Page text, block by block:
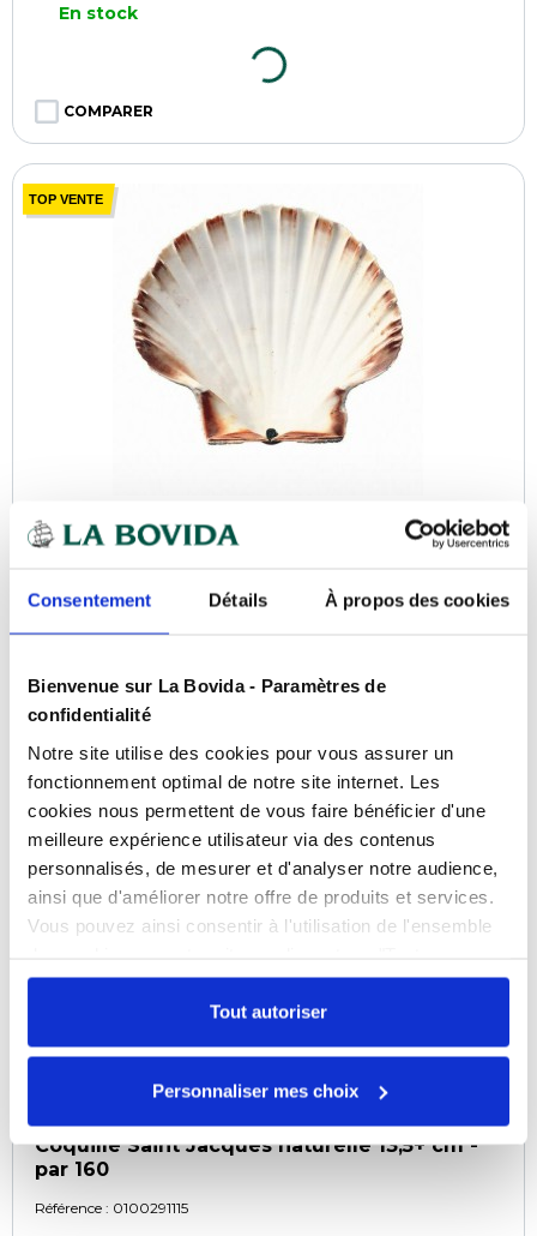
Consentement Détails À propos des cookies
Bienvenue sur La Bovida - Paramètres de
confidentialité
Notre site utilise des cookies pour vous assurer un
fonctionnement optimal de notre site internet. Les
cookies nous permettent de vous faire bénéficier d'une
meilleure expérience utilisateur via des contenus
personnalisés, de mesurer et d'analyser notre audience,
ainsi que d'améliorer notre offre de produits et services.
Vous pouvez ainsi consentir à l'utilisation de l'ensemble
autoriser". Cependant, si vous ne souhaitez autoriser que
certains types de cookies, veuillez cliquer sur
"Personnaliser mes choix".
Tout autoriser
Personnaliser mes choix
En stock
COMPARER
TOP VENTE
Coquille Saint Jacques naturelle 13+ cm - par
200
En stock
Coquille Saint Jacques naturelle 13,5+ cm -
par 160
Référence : 0100291115